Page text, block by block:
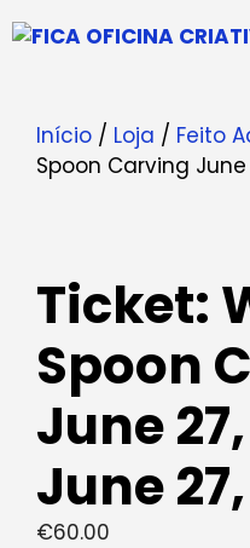
para
Início / Loja / Feito
Spoon Carving
Ticket:
Spoon
June
June
€60.00